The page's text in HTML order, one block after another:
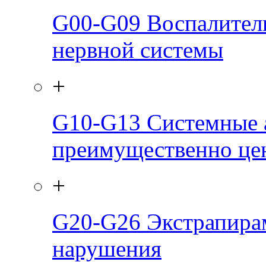
G00-G09
нервной системы
+
G10-G13
преимущественно
+
G20-G26
нарушения